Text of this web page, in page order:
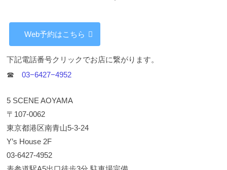
Web予約はこちら
下記電話番号クリックでお店に繋がります。
☎︎ 03−6427−4952
5 SCENE AOYAMA
〒107-0062
東京都港区南青山5-3-24
Y’s House 2F
03-6427-4952